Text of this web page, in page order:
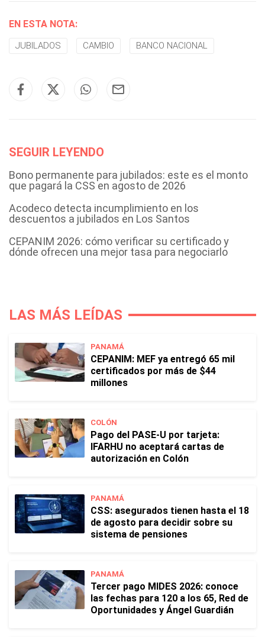
EN ESTA NOTA:
JUBILADOS CAMBIO BANCO NACIONAL
SEGUIR LEYENDO
Bono permanente para jubilados: este es el monto
que pagará la CSS en agosto de 2026
Acodeco detecta incumplimiento en los
descuentos a jubilados en Los Santos
CEPANIM 2026: cómo verificar su certificado y
dónde ofrecen una mejor tasa para negociarlo
LAS MÁS LEÍDAS
PANAMÁ
CEPANIM: MEF ya entregó 65 mil
certificados por más de $44
millones
COLÓN
Pago del PASE-U por tarjeta:
IFARHU no aceptará cartas de
autorización en Colón
PANAMÁ
CSS: asegurados tienen hasta el 18
de agosto para decidir sobre su
sistema de pensiones
PANAMÁ
Tercer pago MIDES 2026: conoce
las fechas para 120 a los 65, Red de
Oportunidades y Ángel Guardián